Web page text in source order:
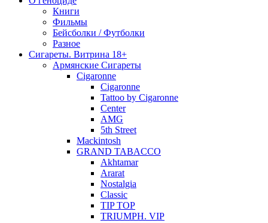
Книги
Фильмы
Бейсболки / Футболки
Разное
Сигареты. Витрина 18+
Армянские Сигареты
Cigaronne
Cigaronne
Tattoo by Cigaronne
Center
AMG
5th Street
Mackintosh
GRAND TABACCO
Akhtamar
Ararat
Nostalgia
Classic
TIP TOP
TRIUMPH. VIP